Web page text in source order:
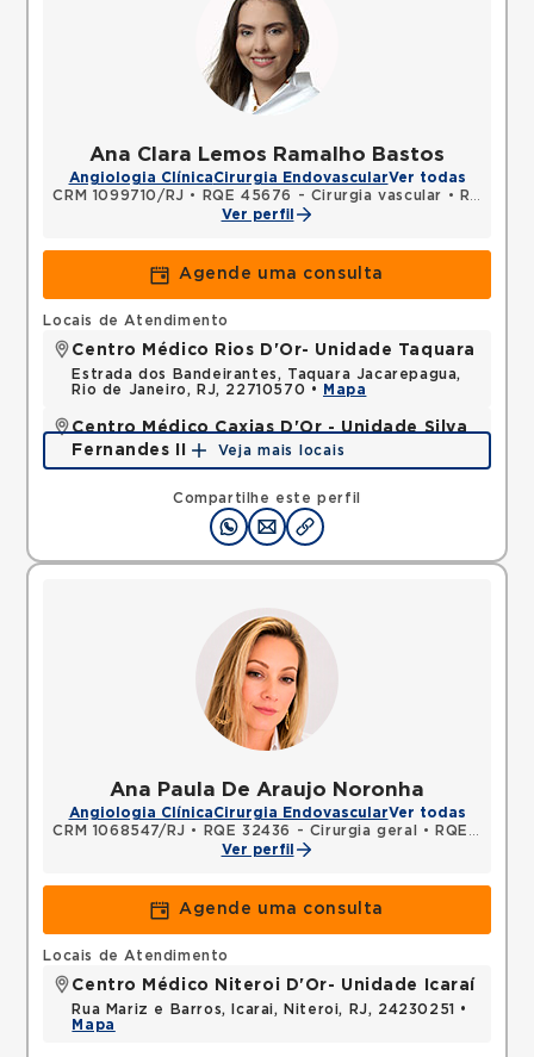
Ana Clara Lemos Ramalho Bastos
Angiologia ClínicaCirurgia EndovascularVer todas
CRM 1099710/RJ • RQE 45676 - Cirurgia vascular •
RQE 45677 - Cirurgia geral
Ver perfil
Agende uma consulta
Compartilhe este perfil
Locais de Atendimento
Centro Médico Rios D'Or- Unidade Taquara
Estrada dos Bandeirantes, Taquara Jacarepagua,
Rio de Janeiro, RJ, 22710570 •
Mapa
Centro Médico Caxias D'Or - Unidade Silva
Fernandes II
Rua Silva Fernandes, Parque Duque, Duque de
Caxias, RJ, 25085015 •
Mapa
Veja mais locais
Ana Paula De Araujo Noronha
Angiologia ClínicaCirurgia EndovascularVer todas
CRM 1068547/RJ • RQE 32436 - Cirurgia geral •
RQE 50402 - Cirurgia vascular
Ver perfil
Agende uma consulta
Locais de Atendimento
Centro Médico Niteroi D'Or- Unidade Icaraí
Rua Mariz e Barros, Icarai, Niteroi, RJ, 24230251 •
Mapa